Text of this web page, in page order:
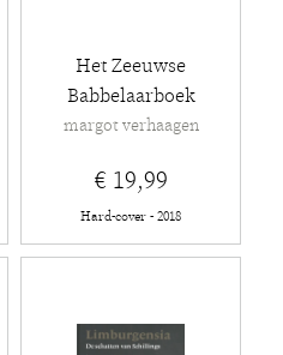
Het Zeeuwse
Babbelaarboek
margot verhaagen
€ 19,99
Hard-cover - 2018